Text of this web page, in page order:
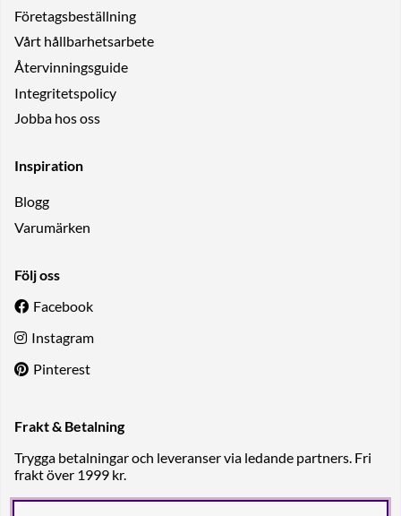
Företagsbeställning
Vårt hållbarhetsarbete
Återvinningsguide
Integritetspolicy
Jobba hos oss
Inspiration
Blogg
Varumärken
Följ oss
Facebook
Instagram
Pinterest
Frakt & Betalning
Trygga betalningar och leveranser via ledande partners. Fri
frakt över 1999 kr.